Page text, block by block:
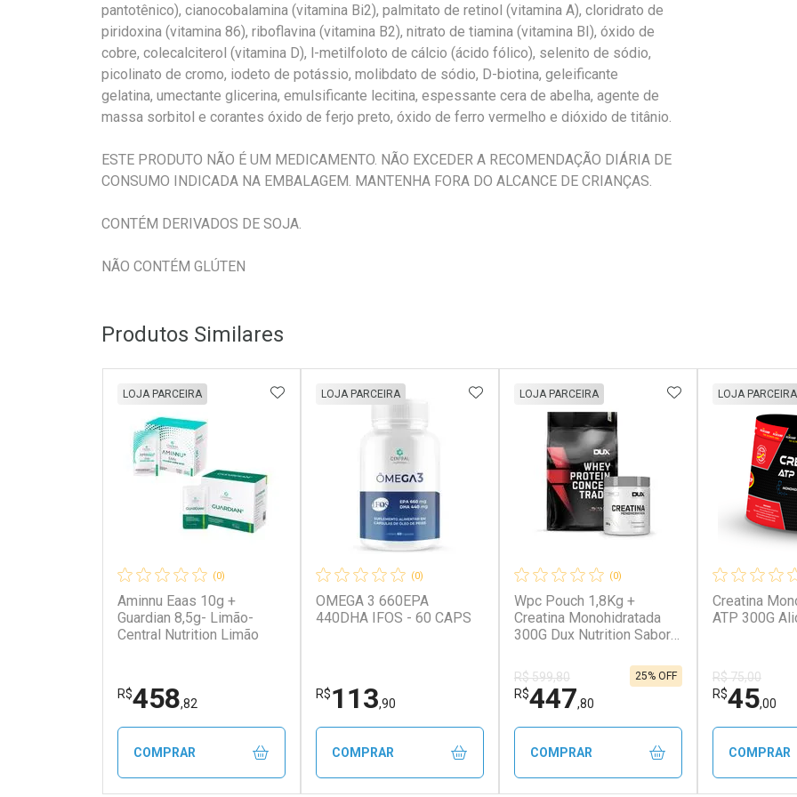
pantotênico), cianocobalamina (vitamina Bi2), palmitato de retinol (vitamina A), cloridrato de
piridoxina (vitamina 86), riboflavina (vitamina B2), nitrato de tiamina (vitamina BI), óxido de
cobre, colecalciterol (vitamina D), l-metilfoloto de cálcio (ácido fólico), selenito de sódio,
picolinato de cromo, iodeto de potássio, molibdato de sódio, D-biotina, geleificante
gelatina, umectante glicerina, emulsificante lecitina, espessante cera de abelha, agente de
massa sorbitol e corantes óxido de ferjo preto, óxido de ferro vermelho e dióxido de titânio.
ESTE PRODUTO NÃO É UM MEDICAMENTO. NÃO EXCEDER A RECOMENDAÇÃO DIÁRIA DE
CONSUMO INDICADA NA EMBALAGEM. MANTENHA FORA DO ALCANCE DE CRIANÇAS.
CONTÉM DERIVADOS DE SOJA.
NÃO CONTÉM GLÚTEN
Produtos Similares
(0)
Aminnu Eaas 10g +
Guardian 8,5g- Limão-
Central Nutrition Limão
LOJA PARCEIRA
R$458,82
ADICIONAR AOS FAVORITOS
COMPRAR
(0)
OMEGA 3 660EPA
440DHA IFOS - 60 CAPS
LOJA PARCEIRA
R$113,90
ADICIONAR AOS FAVORITOS
COMPRAR
(0)
Wpc Pouch 1,8Kg +
Creatina Monohidratada
300G Dux Nutrition Sabor
Monohidratada 300G
LOJA PARCEIRA
R$ 599,80
R$447,80
25% OFF
ADICIONAR AOS
COMPRAR
Creatina
ATP 300G
LOJA PARCEIRA
R$ 75,00
R$45,00
COMPRAR